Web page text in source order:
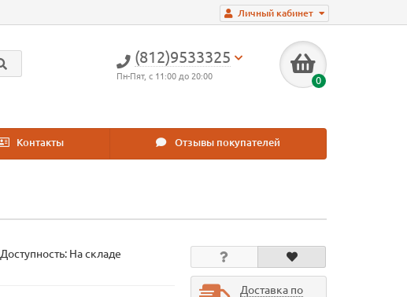
Личный кабинет
(812)9533325
Пн-Пят, с 11:00 до 20:00 0
Контакты Отзывы покупателей
Доступность: На складе
Доставка по